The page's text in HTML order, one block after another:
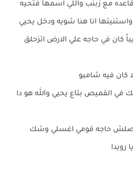
مع زبنب واللي اسمها فتحيه
انا هنا شويه ودخل يحيي
كان في حاجه علي الارض اتزحلق
كان فيه شامبو
القميص بتاع يحيي والله هو دا
حاجه قومي اغسلي وشك
رويدا